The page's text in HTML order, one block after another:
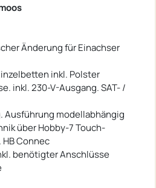
Änderung für Einachser
inkl. Polster
inkl. 230-V-Ausgang. SAT- /
modellabhängig
über Hobby-7 Touch-
Connec
benötigter Anschlüsse